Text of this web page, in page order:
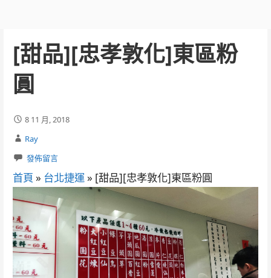
[甜品][忠孝敦化]東區粉
圓
8 11 月, 2018
Ray
發佈留言
首頁 » 台北捷運» [甜品][忠孝敦化]東區粉圓